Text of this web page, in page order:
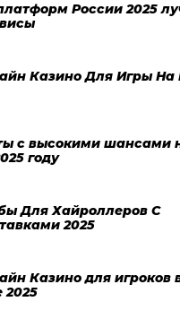
России 2025
Казино Для Игры На
с высокими шансами
году
Для Хайроллеров С
2025
Казино для игроков
2025